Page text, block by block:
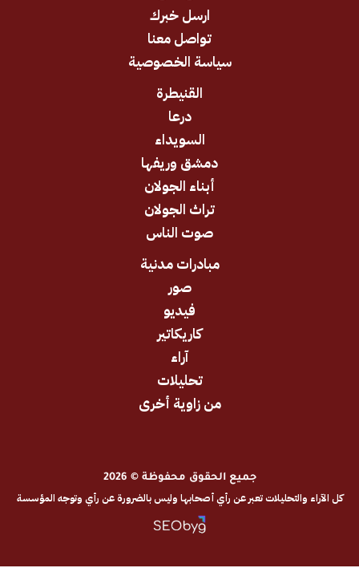
ارسل خبرك
تواصل معنا
سياسة الخصوصية
دمشق وريفها
أبناء الجولان
تراث الجولان
صوت الناس
مبادرات مدنية
من زاوية أخرى
جميع الحقوق محفوظة © 2026
تعبر عن رأي أصحابها وليس بالضرورة عن رأي وتوجه المؤسسة